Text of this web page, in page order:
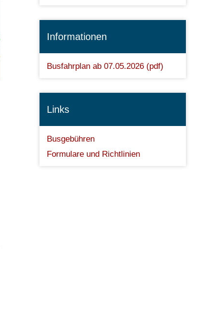
Informationen
Busfahrplan ab 07.05.2026 (pdf)
Links
Busgebühren
Formulare und Richtlinien